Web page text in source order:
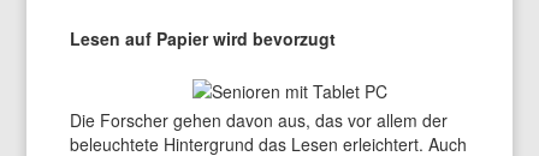
Lesen auf Papier wird bevorzugt
Die Forscher gehen davon aus, das vor allem der
beleuchtete Hintergrund das Lesen erleichtert. Auch